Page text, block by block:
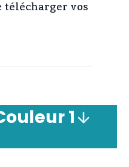
télécharger vos
1